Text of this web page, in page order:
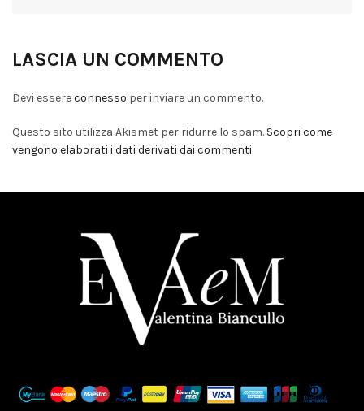
LASCIA UN COMMENTO
Devi essereconnesso per inviare un commento.
Questo sito utilizza Akismet per ridurre lo spam. Scopri come
vengono elaborati i dati derivati dai commenti.